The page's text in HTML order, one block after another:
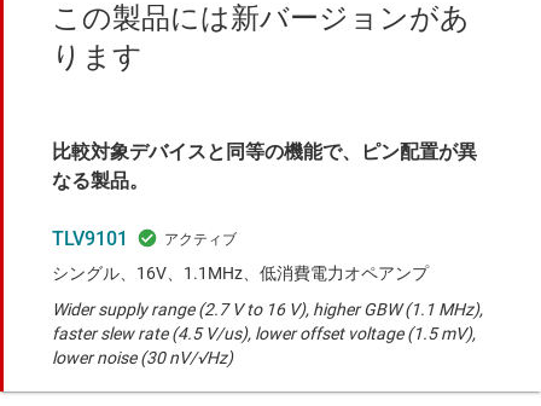
この製品には新バージョンがあ
ります
比較対象デバイスと同等の機能で、ピン配置が異
なる製品。
TLV9101
シングル、16V、1.1MHz、低消費電力オペアンプ
Wider supply range (2.7 V to 16 V), higher GBW (1.1 MHz),
faster slew rate (4.5 V/us), lower offset voltage (1.5 mV),
lower noise (30 nV/√Hz)